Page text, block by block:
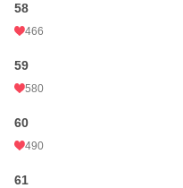
58
466
59
580
60
490
61